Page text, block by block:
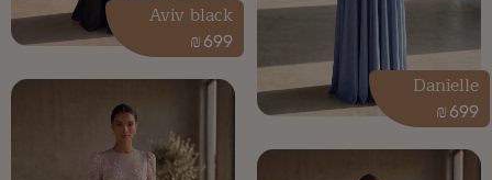
699
₪
Danielle
699
₪
Aviv black